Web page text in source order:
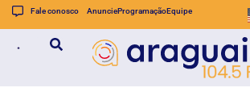
Fale conosco AnuncieProgramaçãoEquipe